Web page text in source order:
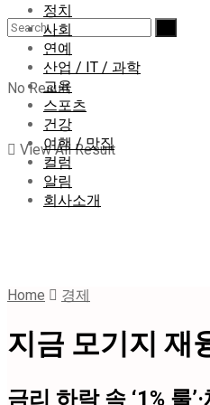
No Result
View All Result
정치
사회
연예
산업 / IT / 과학
교육
스포츠
건강
여행 / 맛집
컬럼
알림
회사소개
Home 경제
지금 모기지 재
금리 하락 속 ‘1% 룰